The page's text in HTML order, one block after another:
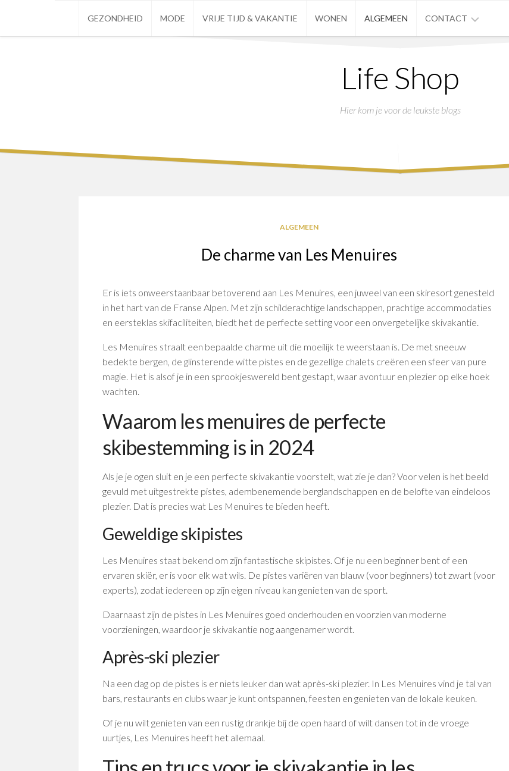
content
GEZONDHEID MODE VRIJE TIJD & VAKANTIE WONEN ALGEMEEN CONTACT
Life Shop
Hier kom je voor de leukste blogs
ALGEMEEN
De charme van Les Menuires
Er is iets onweerstaanbaar betoverend aan Les Menuires, een juweel van een skiresort genesteld
in het hart van de Franse Alpen. Met zijn schilderachtige landschappen, prachtige accommodaties
en eersteklas skifaciliteiten, biedt het de perfecte setting voor een onvergetelijke skivakantie.
Les Menuires straalt een bepaalde charme uit die moeilijk te weerstaan is. De met sneeuw
bedekte bergen, de glinsterende witte pistes en de gezellige chalets creëren een sfeer van pure
magie. Het is alsof je in een sprookjeswereld bent gestapt, waar avontuur en plezier op elke hoek
wachten.
Waarom les menuires de perfecte
skibestemming is in 2024
Als je je ogen sluit en je een perfecte skivakantie voorstelt, wat zie je dan? Voor velen is het beeld
gevuld met uitgestrekte pistes, adembenemende berglandschappen en de belofte van eindeloos
plezier. Dat is precies wat Les Menuires te bieden heeft.
Geweldige skipistes
Les Menuires staat bekend om zijn fantastische skipistes. Of je nu een beginner bent of een
ervaren skiër, er is voor elk wat wils. De pistes variëren van blauw (voor beginners) tot zwart (voor
experts), zodat iedereen op zijn eigen niveau kan genieten van de sport.
Daarnaast zijn de pistes in Les Menuires goed onderhouden en voorzien van moderne
voorzieningen, waardoor je skivakantie nog aangenamer wordt.
Après-ski plezier
Na een dag op de pistes is er niets leuker dan wat après-ski plezier. In Les Menuires vind je tal van
bars, restaurants en clubs waar je kunt ontspannen, feesten en genieten van de lokale keuken.
Of je nu wilt genieten van een rustig drankje bij de open haard of wilt dansen tot in de vroege
uurtjes, Les Menuires heeft het allemaal.